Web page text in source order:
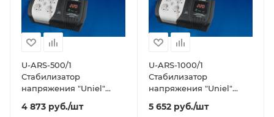
U-ARS-500/1
Стабилизатор
напряжения "Uniel"
серии Standard - Expert
500 ВА
4 873 руб./шт
U-ARS-1000/1
Стабилизатор
напряжения "Uniel"
серии Standard - Expert
1000 ВА
5 652руб./шт